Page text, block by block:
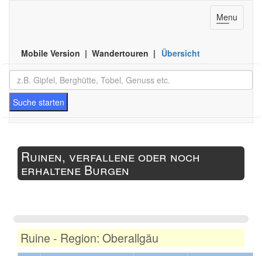
Toggle
navigation
Menu
Mobile Version | Wandertouren | Übersicht
Suche starten
Ruinen, verfallene oder noch
erhaltene Burgen
Ruine - Region: Oberallgäu